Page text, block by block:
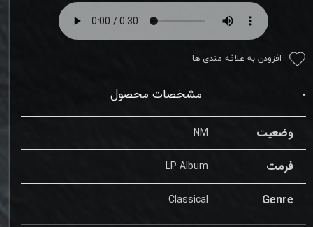
افزودن به علاقه مندی ها
مشخصات محصول
وضعیت NM
فرمت LP Album
Genre
Classical